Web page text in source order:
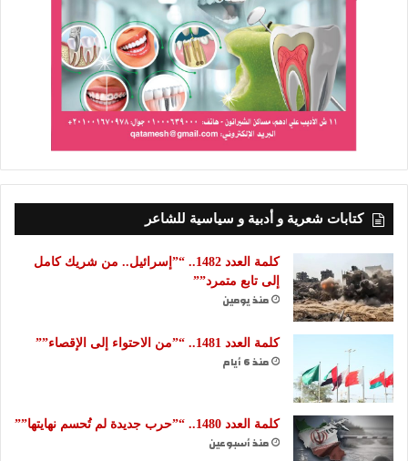
كتابات شعرية و أدبية و سياسية للشاعر
كلمة العدد 1482.. “”إسرائيل.. من شريك كامل
إلى تابع متمرد””
منذ يومين
كلمة العدد 1481.. “”من الاحتواء إلى الإقصاء””
منذ 6 أيام
كلمة العدد 1480.. “”حرب جديدة لم تُحسم نهايتها””
منذ أسبوعين